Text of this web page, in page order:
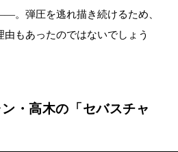
。弾圧を逃れ描き続けるため、
もあったのではないでしょう
・高木の「セバスチャ